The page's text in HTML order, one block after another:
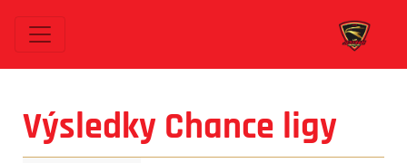
Výsledky Chance ligy